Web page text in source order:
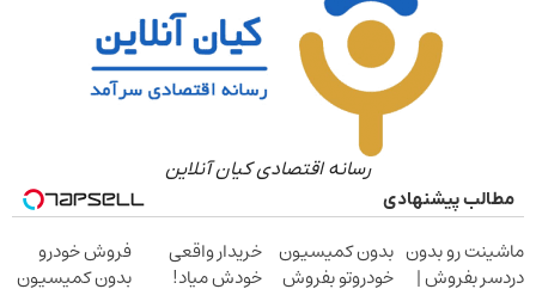
رسانه اقتصادی کیان آنلاین
مطالب پیشنهادی
ماشینت رو بدون
دردسر بفروش |
بدون کمیسیون
خودروتو بفروش
خریدار واقعی
خودش میاد!
فروش خودرو
بدون کمیسیون